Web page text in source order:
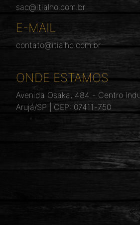
sac@itialho.com.br
E-MAIL
contato@itialho.com.br
ONDE ESTAMOS
Avenida Osaka, 484 - Centro
Arujá/SP | CEP: 07411-750